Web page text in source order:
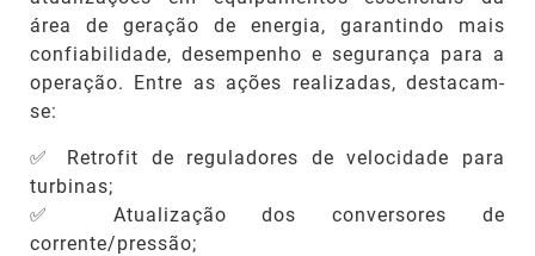
área de geração de energia, garantindo mais
confiabilidade, desempenho e segurança para a
operação. Entre as ações realizadas, destacam-
se:
✅ Retrofit de reguladores de velocidade para
turbinas;
✅ Atualização dos conversores de
corrente/pressão;